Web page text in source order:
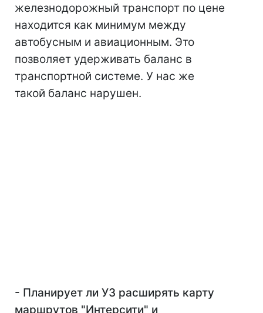
железнодорожный транспорт по цене
находится как минимум между
автобусным и авиационным. Это
позволяет удерживать баланс в
транспортной системе. У нас же
такой баланс нарушен.
- Планирует ли УЗ расширять карту
маршрутов "Интерсити" и